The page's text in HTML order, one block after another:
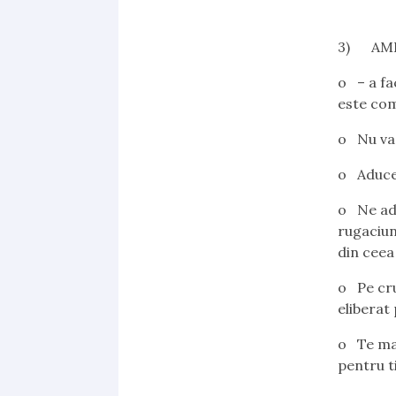
3)
o – a
este
o Nu va
o
o Ne
din
o Pe
eliberat
o Te
pentru